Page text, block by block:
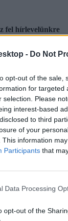
- Do Not
opt-out of the sale,
for targeted
selection. Please
interest-based
to third
of your
This information
Participants that
Data Processing
opt-out of the
fel hírlevelünkre
főiskolai és a
feliratkozás gombra.